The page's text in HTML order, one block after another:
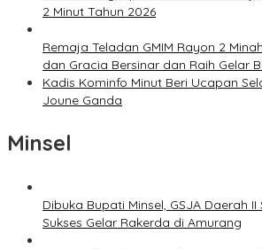
2 Minut Tahun 2026
Remaja Teladan GMIM Rayon 2
dan Gracia Bersinar dan Raih Gelar
Kadis Kominfo Minut Beri Ucapan
Joune Ganda
Minsel
Dibuka Bupati Minsel, GSJA Daerah
Sukses Gelar Rakerda di Amurang